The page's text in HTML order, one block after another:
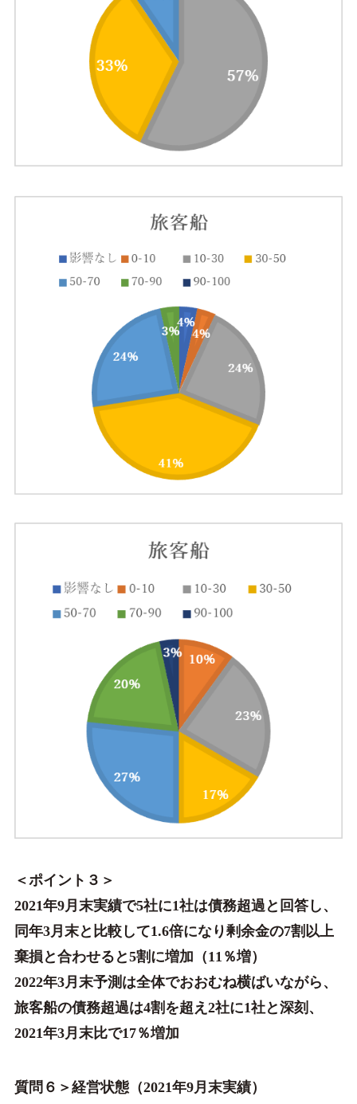
＜ポイント３＞
2021年9月末実績で5社に1社は債務超過と回答し、
同年3月末と比較して1.6倍になり剰余金の7割以上
棄損と合わせると5割に増加（11％増）
2022年3月末予測は全体でおおむね横ばいながら、
旅客船の債務超過は4割を超え2社に1社と深刻、
2021年3月末比で17％増加
質問６＞経営状態（2021年9月末実績）